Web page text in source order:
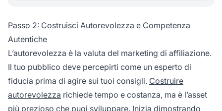
Passo 2: Costruisci Autorevolezza e Competenza
Autentiche
L’autorevolezza è la valuta del marketing di affiliazione.
Il tuo pubblico deve percepirti come un esperto di
fiducia prima di agire sui tuoi consigli. Costruire
autorevolezza richiede tempo e costanza, ma è l’asset
più prezioso che puoi sviluppare. Inizia dimostrando